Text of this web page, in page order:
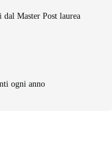
Master Post laurea
ogni anno